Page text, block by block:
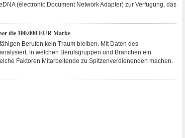
(electronic Document Network Adapter) zur Verfügung, das
die 100.000 EUR Marke
Berufen kein Traum bleiben. Mit Daten des
in welchen Berufsgruppen und Branchen ein
Faktoren Mitarbeitende zu Spitzenverdienenden machen.